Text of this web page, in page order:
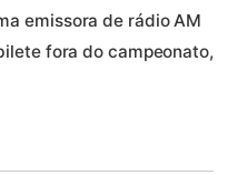
emissora de rádio AM
fora do campeonato,